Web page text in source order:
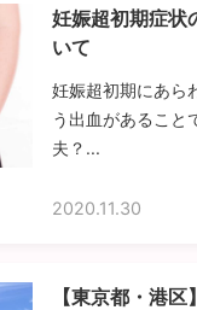
妊娠超初期症状
いて
妊娠超初期にあら
う出血があること
夫？...
2020.11.30
【東京都・港